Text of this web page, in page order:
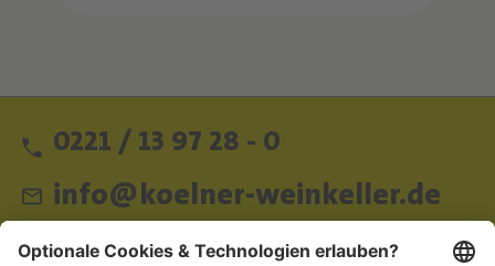
0221 / 13 97 28 - 0
info@koelner-weinkeller.de